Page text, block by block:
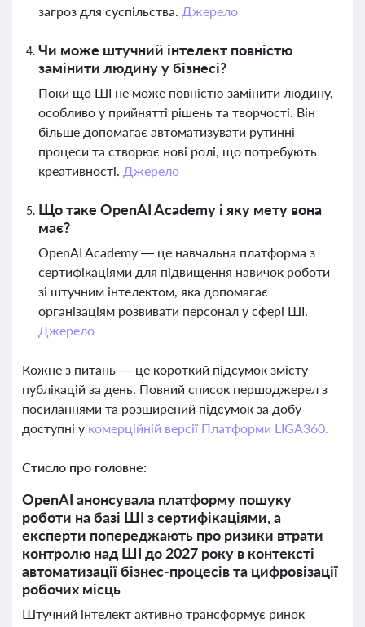
загроз для суспільства. Джерело
Чи може штучний інтелект повністю
замінити людину у бізнесі?
Поки що ШІ не може повністю замінити людину,
особливо у прийнятті рішень та творчості. Він
більше допомагає автоматизувати рутинні
процеси та створює нові ролі, що потребують
креативності. Джерело
Що таке OpenAI Academy і яку мету вона
має?
OpenAI Academy — це навчальна платформа з
сертифікаціями для підвищення навичок роботи
зі штучним інтелектом, яка допомагає
організаціям розвивати персонал у сфері ШІ.
Джерело
Кожне з питань — це короткий підсумок змісту
публікацій за день. Повний список першоджерел з
посиланнями та розширений підсумок за добу
доступні у комерційній версії Платформи LIGA360.
Стисло про головне:
OpenAI анонсувала платформу пошуку
роботи на базі ШІ з сертифікаціями, а
експерти попереджають про ризики втрати
контролю над ШІ до 2027 року в контексті
автоматизації бізнес-процесів та цифровізації
робочих місць
Штучний інтелект активно трансформує ринок